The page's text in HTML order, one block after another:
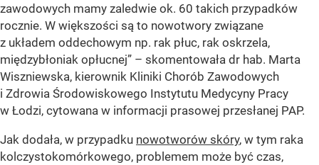
zawodowych mamy zaledwie ok. 60 takich przypadków
rocznie. W większości są to nowotwory związane
z układem oddechowym np. rak płuc, rak oskrzela,
międzybłoniak opłucnej” – skomentowała dr hab. Marta
Wiszniewska, kierownik Kliniki Chorób Zawodowych
i Zdrowia Środowiskowego Instytutu Medycyny Pracy
w Łodzi, cytowana w informacji prasowej przesłanej PAP.
Jak dodała, w przypadku nowotworów skóry, w tym raka
kolczystokomórkowego, problemem może być czas,